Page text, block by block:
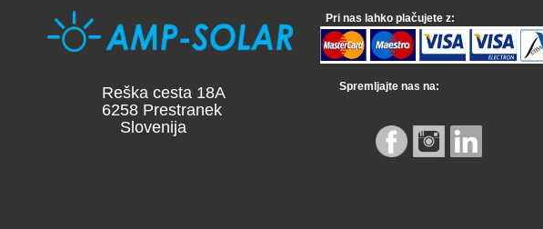
Reška cesta 18A
6258 Prestranek
Slovenija
Pri nas lahko plačujete z:
Spremljajte nas na: